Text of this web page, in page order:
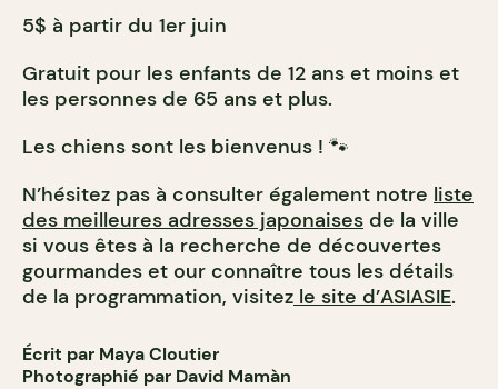
5$ à partir du 1er juin
Gratuit pour les enfants de 12 ans et moins et
les personnes de 65 ans et plus.
Les chiens sont les bienvenus ! 🐾
N’hésitez pas à consulter également notre liste
des meilleures adresses japonaises de la ville
si vous êtes à la recherche de découvertes
gourmandes et our connaître tous les détails
de la programmation, visitez le site d’ASIASIE.
Écrit par Maya Cloutier
Photographié par David Mamàn